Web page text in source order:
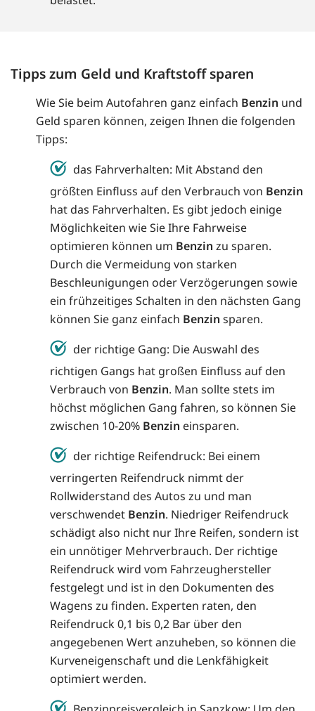
Tipps zum Geld und Kraftstoff sparen
Wie Sie beim Autofahren ganz einfach Benzin und
Geld sparen können, zeigen Ihnen die folgenden
Tipps:
das Fahrverhalten: Mit Abstand den
größten Einfluss auf den Verbrauch von Benzin
hat das Fahrverhalten. Es gibt jedoch einige
Möglichkeiten wie Sie Ihre Fahrweise
optimieren können um Benzin zu sparen.
Durch die Vermeidung von starken
Beschleunigungen oder Verzögerungen sowie
ein frühzeitiges Schalten in den nächsten Gang
können Sie ganz einfach Benzin sparen.
der richtige Gang: Die Auswahl des
richtigen Gangs hat großen Einfluss auf den
Verbrauch von Benzin. Man sollte stets im
höchst möglichen Gang fahren, so können Sie
zwischen 10-20% Benzin einsparen.
der richtige Reifendruck: Bei einem
verringerten Reifendruck nimmt der
Rollwiderstand des Autos zu und man
verschwendet Benzin. Niedriger Reifendruck
schädigt also nicht nur Ihre Reifen, sondern ist
ein unnötiger Mehrverbrauch. Der richtige
Reifendruck wird vom Fahrzeughersteller
festgelegt und ist in den Dokumenten des
Wagens zu finden. Experten raten, den
Reifendruck 0,1 bis 0,2 Bar über den
angegebenen Wert anzuheben, so können die
Kurveneigenschaft und die Lenkfähigkeit
optimiert werden.